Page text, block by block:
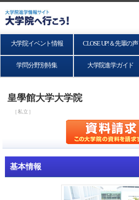
大学院イベント情報 CLOSE UP!＆先輩の声
学問分野別特集 大学院進学ガイド
皇學館大学大学院
［私立］
基本情報